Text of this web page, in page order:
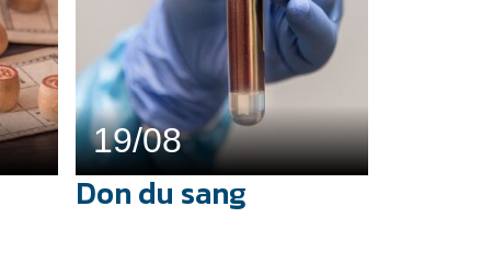
19/08
Don du sang